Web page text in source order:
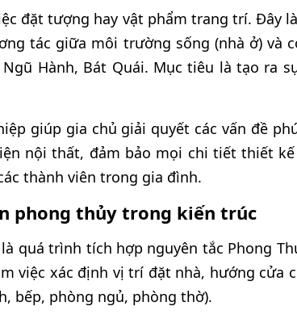
đặt tượng hay vật phẩm trang trí. Đây
tác giữa môi trường sống (nhà ở) và
Hành, Bát Quái. Mục tiêu là tạo ra
giúp gia chủ giải quyết các vấn đề
nội thất, đảm bảo mọi chi tiết thiết
thành viên trong gia đình.
phong thủy trong kiến trúc
quá trình tích hợp nguyên tắc Phong
việc xác định vị trí đặt nhà, hướng cửa
bếp, phòng ngủ, phòng thờ).